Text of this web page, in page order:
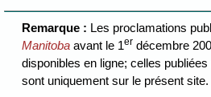
Remarque : Les proclamations
Manitoba avant le 1er décembre
disponibles en ligne; celles
sont uniquement sur le présent site.